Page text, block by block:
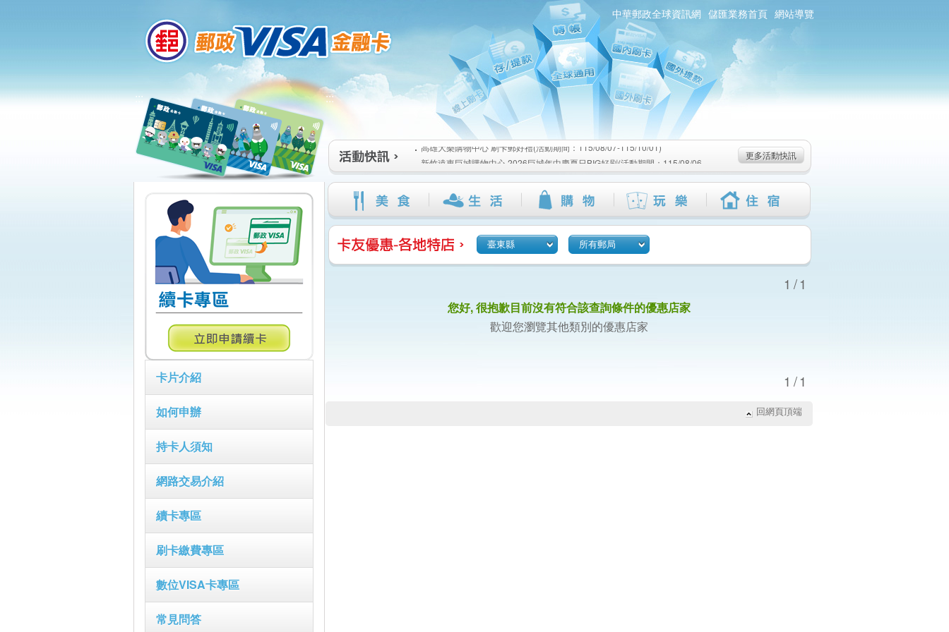
中華郵政全球資訊網 儲匯業務首頁 網站導覽
:::
卡片介紹
如何申辦
持卡人須知
網路交易介紹
續卡專區
刷卡繳費專區
數位VISA卡專區
常見問答
:::
高雄大樂購物中心 刷卡郵好禮(活動期間：115/08/07-115/10/01)
新竹遠東巨城購物中心 2026巨城年中慶夏日BIG好刷(活動期間：115/08/06-
115/08/26)
臺北三創生活 有點東西第2波 刷卡郵好禮(活動期間：115/08/06-115/09/02)
高雄大樂購物中心 刷卡郵好禮(活動期間：115/08/07-115/10/01)
新竹遠東巨城購物中心 2026巨城年中慶夏日BIG好刷(活動期間：115/08/06-
115/08/26)
臺北三創生活 有點東西第2波 刷卡郵好禮(活動期間：115/08/06-115/09/02)
更多活動快訊
臺東縣 所有郵局
1/1
您好, 很抱歉目前沒有符合該查詢條件的優惠店家
歡迎您瀏覽其他類別的優惠店家
1/1
回網頁頂端